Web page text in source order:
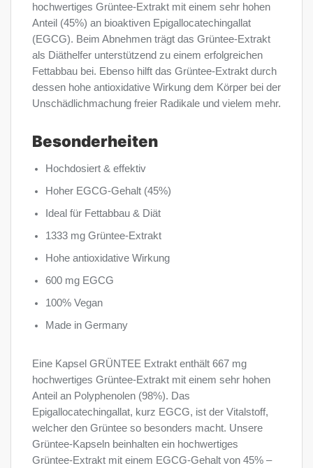
hochwertiges Grüntee-Extrakt mit einem sehr hohen
Anteil (45%) an bioaktiven Epigallocatechingallat
(EGCG). Beim Abnehmen trägt das Grüntee-Extrakt
als Diäthelfer unterstützend zu einem erfolgreichen
Fettabbau bei. Ebenso hilft das Grüntee-Extrakt durch
dessen hohe antioxidative Wirkung dem Körper bei der
Unschädlichmachung freier Radikale und vielem mehr.
Besonderheiten
Hochdosiert & effektiv
Hoher EGCG-Gehalt (45%)
Ideal für Fettabbau & Diät
1333 mg Grüntee-Extrakt
Hohe antioxidative Wirkung
600 mg EGCG
100% Vegan
Made in Germany
Eine Kapsel GRÜNTEE Extrakt enthält 667 mg
hochwertiges Grüntee-Extrakt mit einem sehr hohen
Anteil an Polyphenolen (98%). Das
Epigallocatechingallat, kurz EGCG, ist der Vitalstoff,
welcher den Grüntee so besonders macht. Unsere
Grüntee-Kapseln beinhalten ein hochwertiges
Grüntee-Extrakt mit einem EGCG-Gehalt von 45% –